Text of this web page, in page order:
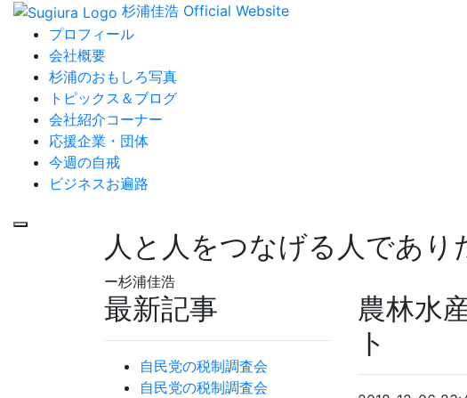
杉浦佳浩 Official Website
プロフィール
会社概要
杉浦のおもしろ写真
トピックス＆ブログ
会社紹介コーナー
応援企業・団体
今週の自戒
ビジネスお遍路
人と人をつなげる人であり
ー杉浦佳浩
最新記事
自民党の税制調査会
自民党の税制調査会
農林水
ト